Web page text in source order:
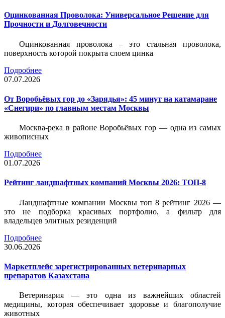
Оцинкованная Проволока: Универсальное Решение для
Прочности и Долговечности
Оцинкованная проволока – это стальная проволока,
поверхность которой покрыта слоем цинка
Подробнее
07.07.2026
От Воробьёвых гор до «Зарядья»: 45 минут на катамаране
«Снегири» по главным местам Москвы
Москва-река в районе Воробьёвых гор — одна из самых
живописных
Подробнее
01.07.2026
Рейтинг ландшафтных компаний Москвы 2026: ТОП-8
Ландшафтные компании Москвы топ 8 рейтинг 2026 —
это не подборка красивых портфолио, а фильтр для
владельцев элитных резиденций
Подробнее
30.06.2026
Маркетплейс зарегистрированных ветеринарных
препаратов Казахстана
Ветеринария — это одна из важнейших областей
медицины, которая обеспечивает здоровье и благополучие
животных